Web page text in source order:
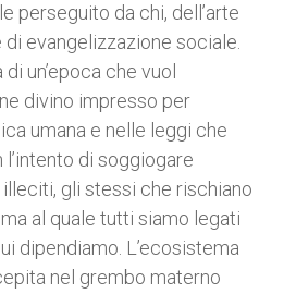
perseguito da chi, dell’arte
evangelizzazione sociale.
un’epoca che vuol
divino impresso per
umana e nelle leggi che
di soggiogare
illeciti, gli stessi che rischiano
al quale tutti siamo legati
dipendiamo. L’ecosistema
nel grembo materno